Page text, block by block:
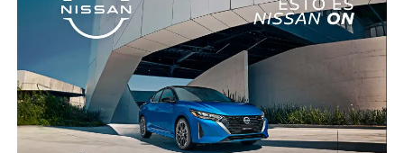
fue trasladado al Servicio Médico Forense en espera de
ser identificado, en tanto continúan las investigaciones.